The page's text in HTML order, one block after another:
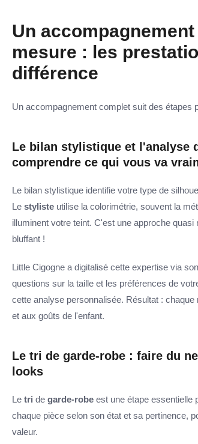
Un
mesure : les
différence
Un accompagnement complet suit des étapes
Le bilan stylistique et l'analyse
comprendre ce qui vous va
Le bilan stylistique identifie votre type de
Le styliste utilise la colorimétrie, souvent la
illuminent votre teint. C'est une approche
bluffant !
Little Cigogne a digitalisé cette expertise via
questions sur la taille et les préférences de
cette analyse personnalisée. Résultat :
et aux goûts de l'enfant.
Le tri de garde-robe : faire du
looks
Le tri de garde-robe est une étape essentielle
chaque pièce selon son état et sa pertinence,
valeur.